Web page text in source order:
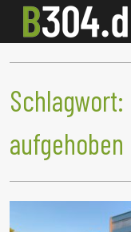
Schlagwort:
aufgehoben